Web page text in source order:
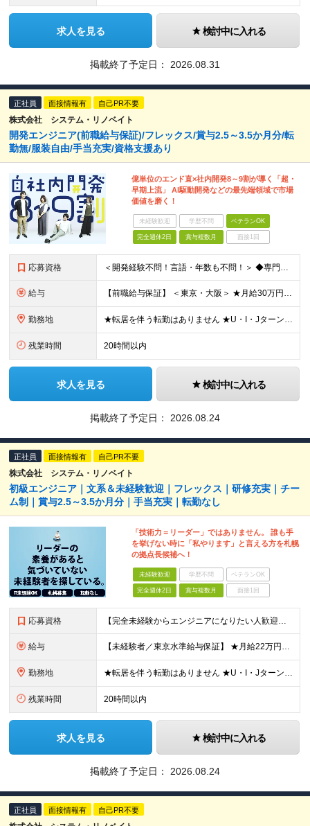
求人を見る 検討中に入れる
掲載終了予定日： 2026.08.31
正社員 面接情報有 自己PR不要
株式会社 システム・リノベイト
開発エンジニア(前職給与保証)/フレックス/賞与2.5～3.5か月分/転
勤無/服装自由/手当充実/資格支援あり
億単位のエンド直×社内開発8～9割が導く「超・
早期上流」 AI駆動開発などの最先端領域で市場
価値を磨く！
未経験歓迎 学歴不問 ベテランOK
完全週休2日 賞与複数月 面接1回
応募資格 ＜開発経験不問！言語・年数も不問！＞ ◆専門卒以上 ◆IT業界で何らかの経験をお持ちの方 ※開発経験がなくても応募いただけます ※言語・年数は不問です ※ブランクなどある場合もご応募ください 【下記
給与 【前職給与保証】 ＜東京・大阪＞ ★月給30万円～35万円＋賞与年2回 ※経験・スキルを考慮し当社規定により決定します。 ※残業代全額支給（社員の声により今年度より固定残業なしになりました！） ※試用
勤務地 ★転居を伴う転勤はありません ★U・I・JターンOK！ ★広島支店を2026年11月新設予定 ★お客様先に常駐する案件でも、在宅OKの場合は自社オフィスに出社し、チームで相談しながら仕事を進めています
残業時間 20時間以内
求人を見る 検討中に入れる
掲載終了予定日： 2026.08.24
正社員 面接情報有 自己PR不要
株式会社 システム・リノベイト
初級エンジニア｜文系＆未経験歓迎｜フレックス｜研修充実｜チー
ム制｜賞与2.5～3.5か月分｜手当充実｜転勤なし
「技術力＝リーダー」ではありません。 誰も手
を挙げない時に「私やります」と言える方を札幌
の拠点長候補へ！
未経験歓迎 学歴不問 ベテランOK
完全週休2日 賞与複数月 面接1回
応募資格 【完全未経験からエンジニアになりたい人歓迎】 ◆未経験OK ◆第2新卒OK ◆専門卒以上 【下記のような方もぜひご応募ください】 ◎エンジニア経験が浅いので、自信がない ◎研修が充実している会社がい
給与 【未経験者／東京水準給与保証】 ★月給22万円～35万円＋賞与年2回 ※経験・スキルを考慮し当社規定により決定します ※残業代全額支給（社員の声により今年度より固定残業なしになりました！） ※試用期間
勤務地 ★転居を伴う転勤はありません ★U・I・JターンOK！ ★お客様先に常駐する案件でも、在宅OKの場合は自社オフィスに出社し、チームで相談しながら仕事を進めています。 ※プロジェクト先、もしくは本社・支
残業時間 20時間以内
求人を見る 検討中に入れる
掲載終了予定日： 2026.08.24
正社員 面接情報有 自己PR不要